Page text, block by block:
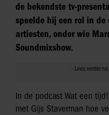
de bekendste tv-
speelde hij een rol in de
artiesten, onder wie
Soundmixshow.
In de podcast Wat een
met Gijs Staverman hoe